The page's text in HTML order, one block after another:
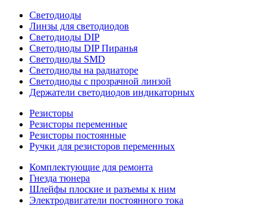
Светодиоды
Линзы для светодиодов
Светодиоды DIP
Светодиоды DIP Пиранья
Светодиоды SMD
Светодиоды на радиаторе
Светодиоды с прозрачной линзой
Держатели светодиодов индикаторных
Резисторы
Резисторы переменные
Резисторы постоянные
Ручки для резисторов переменных
Комплектующие для ремонта
Гнезда тюнера
Шлейфы плоские и разъемы к ним
Электродвигатели постоянного тока